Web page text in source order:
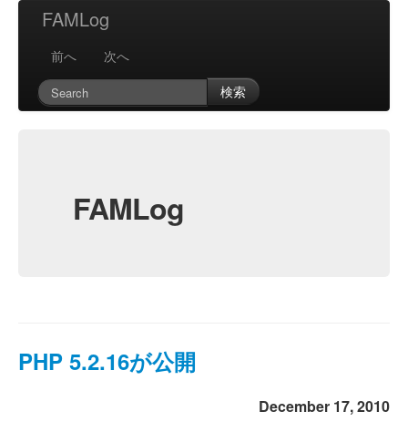
FAMLog
前へ
次へ
検索
FAMLog
PHP 5.2.16が公開
December 17, 2010